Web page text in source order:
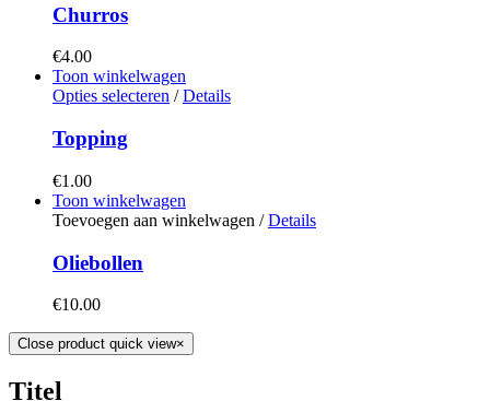
Churros
€4.00
Toon winkelwagen
Opties selecteren / Details
Topping
€1.00
Toon winkelwagen
Toevoegen aan winkelwagen / Details
Oliebollen
€10.00
Close product quick view×
Titel